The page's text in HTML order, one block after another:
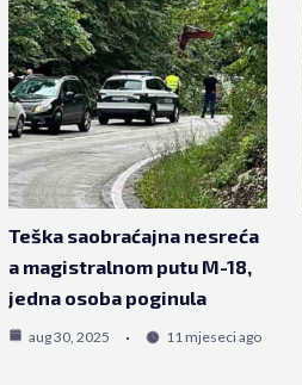
Teška saobraćajna nesreća
a magistralnom putu M-18,
jedna osoba poginula
aug 30, 2025 11 mjeseci ago